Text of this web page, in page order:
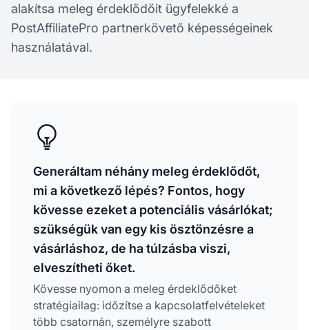
alakítsa meleg érdeklődőit ügyfelekké a
PostAffiliatePro partnerkövető képességeinek
használatával.
Generáltam néhány meleg érdeklődőt,
mi a következő lépés? Fontos, hogy
kövesse ezeket a potenciális vásárlókat;
szükségük van egy kis ösztönzésre a
vásárláshoz, de ha túlzásba viszi,
elveszítheti őket.
Kövesse nyomon a meleg érdeklődőket
stratégiailag: időzítse a kapcsolatfelvételeket
több csatornán, személyre szabott